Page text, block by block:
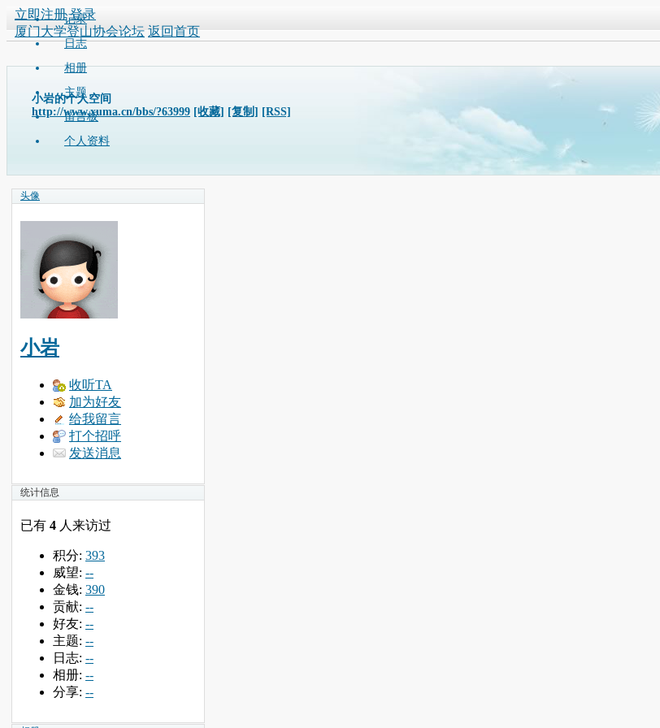
立即注册 登录
厦门大学登山协会论坛 返回首页
小岩的个人空间
http://www.xuma.cn/bbs/?63999 [收藏] [复制] [RSS]
记录
日志
相册
主题
留言板
个人资料
头像
小岩
收听TA
加为好友
给我留言
打个招呼
发送消息
统计信息
已有 4 人来访过
积分: 393
威望: --
金钱: 390
贡献: --
好友: --
主题: --
日志: --
相册: --
分享: --